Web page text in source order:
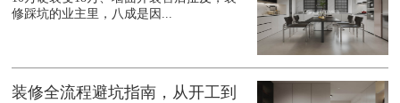
修踩坑的业主里，八成是因...
装修全流程避坑指南，从开工到